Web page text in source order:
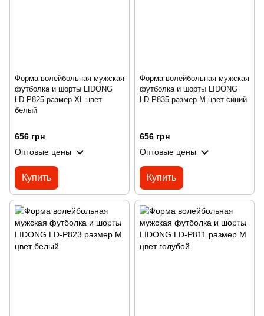
Форма волейбольная мужская
футболка и шорты LIDONG
LD-P825 размер XL цвет
белый
656 грн
Оптовые цены
Купить
Форма волейбольная мужская
футболка и шорты LIDONG
LD-P835 размер M цвет синий
656 грн
Оптовые цены
Купить